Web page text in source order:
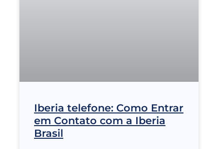
Iberia telefone: Como Entrar
em Contato com a Iberia
Brasil